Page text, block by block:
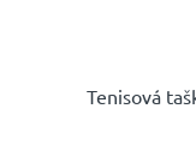
Tenisová